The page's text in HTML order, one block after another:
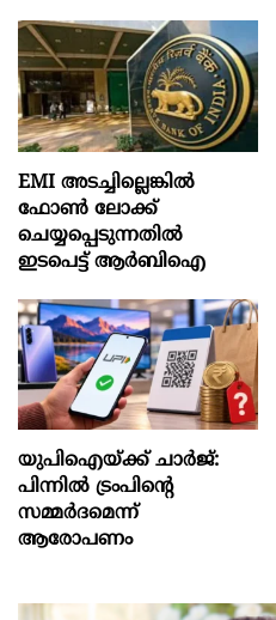
EMI അടച്ചില്ലെങ്കിൽ
ഫോൺ ലോക്ക്
ചെയ്യപ്പെടുന്നതിൽ
ഇടപെട്ട് ആർബിഐ
യുപിഐയ്ക്ക് ചാര്‍ജ്:
പിന്നില്‍ ട്രംപിന്‍റെ
സമ്മര്‍ദമെന്ന്
ആരോപണം